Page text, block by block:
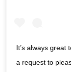
It’s always great
a request to